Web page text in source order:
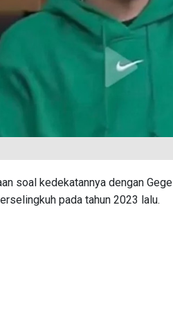
soal kedekatannya dengan Gege
pada tahun 2023 lalu.